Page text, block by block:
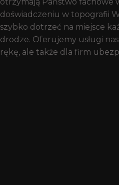
doświadczeniu w topografii
szybko dotrzeć na miejsce
drodze. Oferujemy usługi
rękę, ale także dla firm